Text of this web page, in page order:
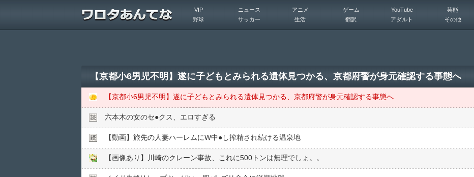
VIP ニュース アニメ ゲーム YouTube 芸能
野球
サッカー 生活 翻訳 アダルト その他
【京都小6男児不明】遂に子どもとみられる遺体見つかる、京都府警が身元確認する事態へ
【京都小6男児不明】遂に子どもとみられる遺体見つかる、京都府警が身元確認する事態へ
六本木の女のセ●︎クス、エロすぎる
【動画】旅先の人妻ハーレムにW中●︎し搾精され続ける温泉地
【画像あり】川崎のクレーン事故、これに500トンは無理でしょ。。